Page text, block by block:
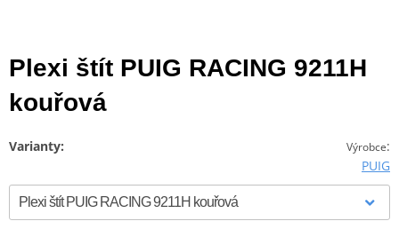
Plexi štít PUIG RACING 9211H
kouřová
Výrobce:
PUIG
Varianty: